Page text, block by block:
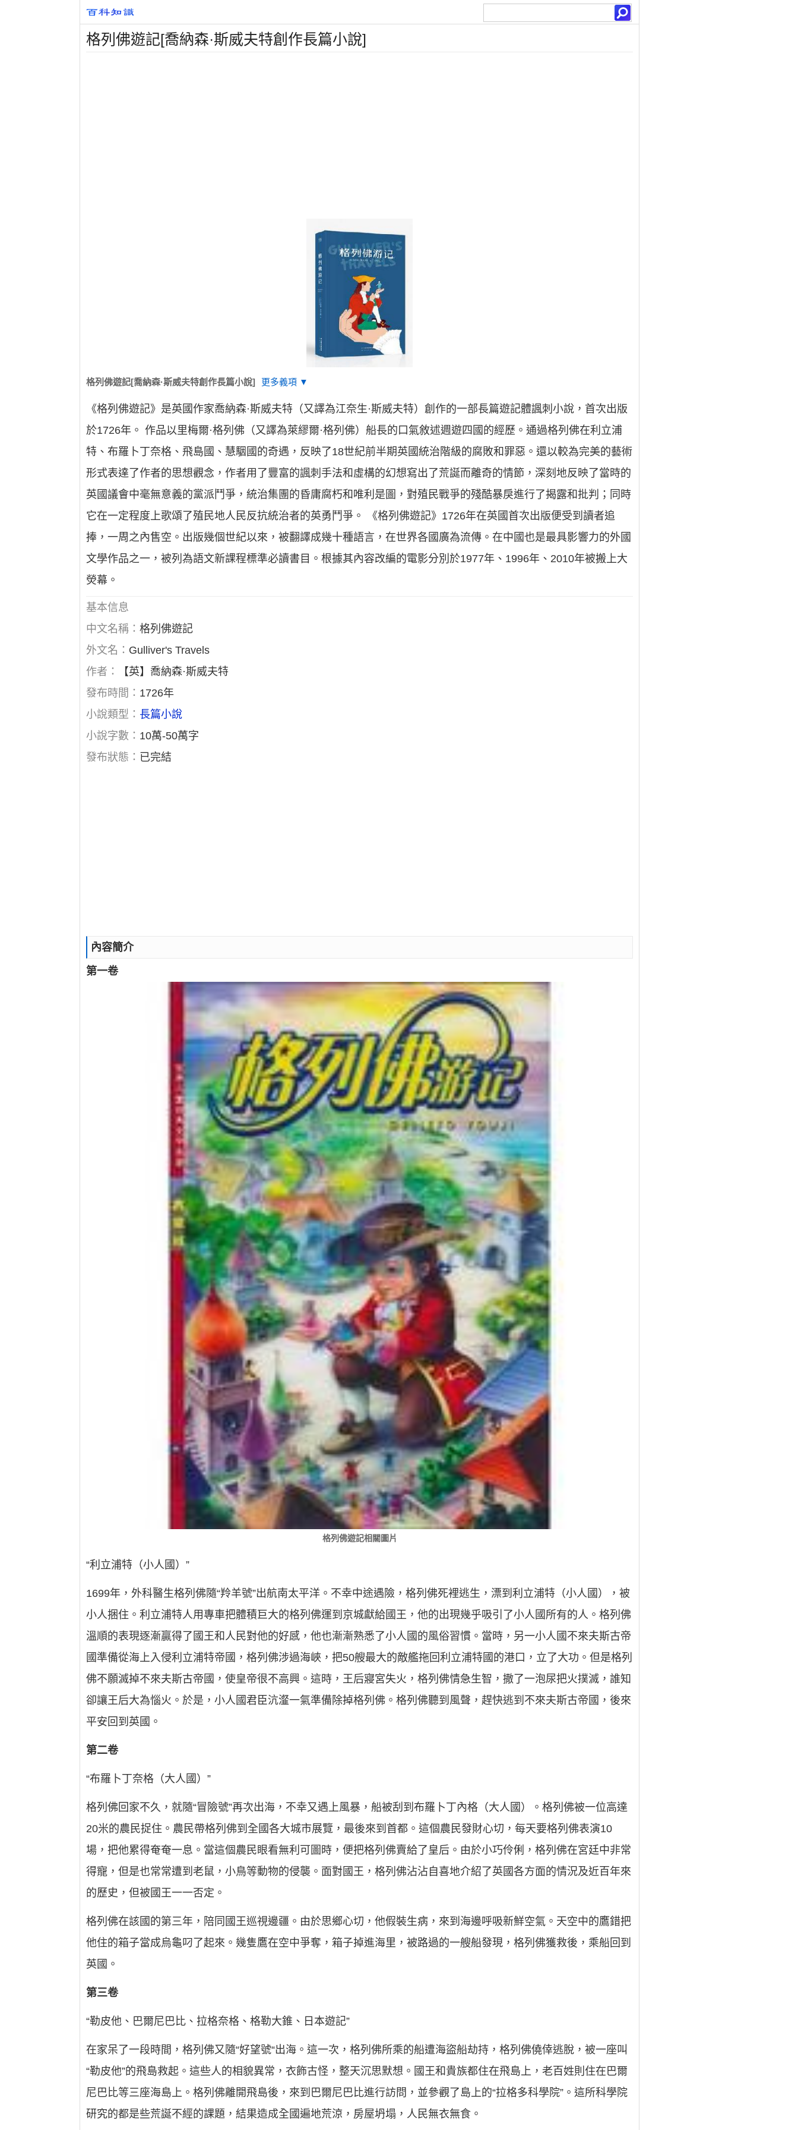
格列佛遊記[喬納森·斯威夫特創作長篇小說]
格列佛遊記[喬納森·斯威夫特創作長篇小說] 更多義項 ▼
《格列佛遊記》是英國作家喬納森·斯威夫特（又譯為江奈生·斯威夫特）創作的一部長篇遊記體諷刺小說，首次出版
於1726年。 作品以里梅爾·格列佛（又譯為萊繆爾·格列佛）船長的口氣敘述週遊四國的經歷。通過格列佛在利立浦
特、布羅卜丁奈格、飛島國、慧駰國的奇遇，反映了18世紀前半期英國統治階級的腐敗和罪惡。還以較為完美的藝術
形式表達了作者的思想觀念，作者用了豐富的諷刺手法和虛構的幻想寫出了荒誕而離奇的情節，深刻地反映了當時的
英國議會中毫無意義的黨派鬥爭，統治集團的昏庸腐朽和唯利是圖，對殖民戰爭的殘酷暴戾進行了揭露和批判；同時
它在一定程度上歌頌了殖民地人民反抗統治者的英勇鬥爭。 《格列佛遊記》1726年在英國首次出版便受到讀者追
捧，一周之內售空。出版幾個世紀以來，被翻譯成幾十種語言，在世界各國廣為流傳。在中國也是最具影響力的外國
文學作品之一，被列為語文新課程標準必讀書目。根據其內容改編的電影分別於1977年、1996年、2010年被搬上大
熒幕。
基本信息
中文名稱：格列佛遊記
外文名： Gulliver's Travels
作者：
【英】喬納森·斯威夫特
發布時間： 1726年
小說類型： 長篇小說
小說字數： 10萬-50萬字
發布狀態： 已完結
內容簡介
第一卷
格列佛遊記相關圖片
“利立浦特（小人國）”
1699年，外科醫生格列佛隨“羚羊號”出航南太平洋。不幸中途遇險，格列佛死裡逃生，漂到利立浦特（小人國），被
小人捆住。利立浦特人用專車把體積巨大的格列佛運到京城獻給國王，他的出現幾乎吸引了小人國所有的人。格列佛
溫順的表現逐漸贏得了國王和人民對他的好感，他也漸漸熟悉了小人國的風俗習慣。當時，另一小人國不來夫斯古帝
國準備從海上入侵利立浦特帝國，格列佛涉過海峽，把50艘最大的敵艦拖回利立浦特國的港口，立了大功。但是格列
佛不願滅掉不來夫斯古帝國，使皇帝很不高興。這時，王后寢宮失火，格列佛情急生智，撒了一泡尿把火撲滅，誰知
卻讓王后大為惱火。於是，小人國君臣沆瀣一氣準備除掉格列佛。格列佛聽到風聲，趕快逃到不來夫斯古帝國，後來
平安回到英國。
第二卷
“布羅卜丁奈格（大人國）”
格列佛回家不久，就隨“冒險號”再次出海，不幸又遇上風暴，船被刮到布羅卜丁內格（大人國）。格列佛被一位高達
20米的農民捉住。農民帶格列佛到全國各大城市展覽，最後來到首都。這個農民發財心切，每天要格列佛表演10
場，把他累得奄奄一息。當這個農民眼看無利可圖時，便把格列佛賣給了皇后。由於小巧伶俐，格列佛在宮廷中非常
得寵，但是也常常遭到老鼠，小鳥等動物的侵襲。面對國王，格列佛沾沾自喜地介紹了英國各方面的情況及近百年來
的歷史，但被國王一一否定。
格列佛在該國的第三年，陪同國王巡視邊疆。由於思鄉心切，他假裝生病，來到海邊呼吸新鮮空氣。天空中的鷹錯把
他住的箱子當成烏龜叼了起來。幾隻鷹在空中爭奪，箱子掉進海里，被路過的一艘船發現，格列佛獲救後，乘船回到
英國。
第三卷
“勒皮他、巴爾尼巴比、拉格奈格、格勒大錐、日本遊記”
在家呆了一段時間，格列佛又隨“好望號“出海。這一次，格列佛所乘的船遭海盜船劫持，格列佛僥倖逃脫，被一座叫
“勒皮他”的飛島救起。這些人的相貌異常，衣飾古怪，整天沉思默想。國王和貴族都住在飛島上，老百姓則住在巴爾
尼巴比等三座海島上。格列佛離開飛島後，來到巴爾尼巴比進行訪問，並參觀了島上的“拉格多科學院”。這所科學院
研究的都是些荒誕不經的課題，結果造成全國遍地荒涼，房屋坍塌，人民無衣無食。